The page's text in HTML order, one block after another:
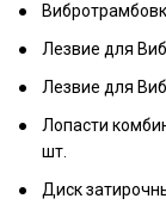
Лезвие для
Лезвие для
Лопасти
шт.
Диск